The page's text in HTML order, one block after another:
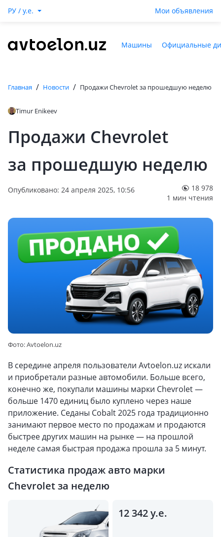
РУ / y.e. Мои объявления
Машины Официальные
Главная / Новости / Продажи Chevrolet за прошедшую неделю
Timur Enikeev
Продажи Chevrolet
за прошедшую неделю
Опубликовано: 24 апреля 2025, 10:56
18 978
1 мин чтения
Фото: Avtoelon.uz
В середине апреля пользователи Avtoelon.uz искали
и приобретали разные автомобили. Больше всего,
конечно же, покупали машины марки Chevrolet —
больше 1470 единиц было куплено через наше
приложение. Седаны Cobalt 2025 года традиционно
занимают первое место по продажам и продаются
быстрее других машин на рынке — на прошлой
неделе самая быстрая продажа прошла за 5 минут.
Статистика продаж авто марки
Chevrolet за неделю
12 342 у.е.